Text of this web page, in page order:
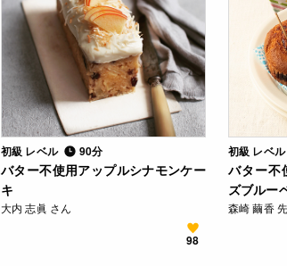
初級 レベル 90分
バター不使用アップルシナモンケー
キ
大内 志眞 さん
98
初級 レベル
バター不
ズブルー
森崎 繭香